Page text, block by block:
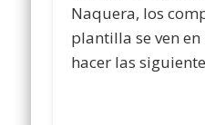
Naquera, los
plantilla se ven
hacer las